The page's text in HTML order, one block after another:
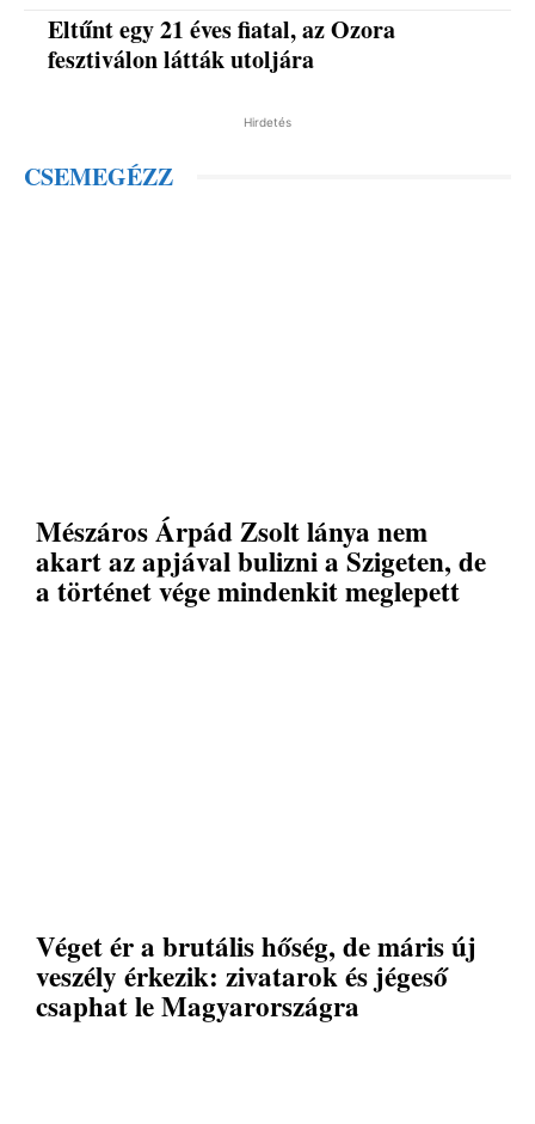
Eltűnt egy 21 éves fiatal, az Ozora
fesztiválon látták utoljára
Hirdetés
CSEMEGÉZZ
Mészáros Árpád Zsolt lánya nem
akart az apjával bulizni a Szigeten, de
a történet vége mindenkit meglepett
Véget ér a brutális hőség, de máris új
veszély érkezik: zivatarok és jégeső
csaphat le Magyarországra